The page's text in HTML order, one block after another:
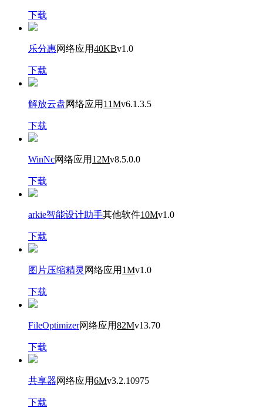
下载
乐分惠网络应用40KBv1.0
下载
解放云盘网络应用 11Mv6.1.3.5
下载
WinNc网络应用 12Mv8.5.0.0
下载
arkie智能设计助手其他软件10Mv1.0
下载
图片压缩精灵 网络应用 1Mv1.0
下载
FileOptimizer网络应用82Mv13.70
下载
共享器网络应用6Mv3.2.10975
下载